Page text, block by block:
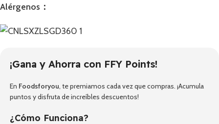
Alérgenos：
¡Gana y Ahorra con FFY Points!
En Foodsforyou, te premiamos cada vez que compras. ¡Acumula
puntos y disfruta de increíbles descuentos!
¿Cómo Funciona?